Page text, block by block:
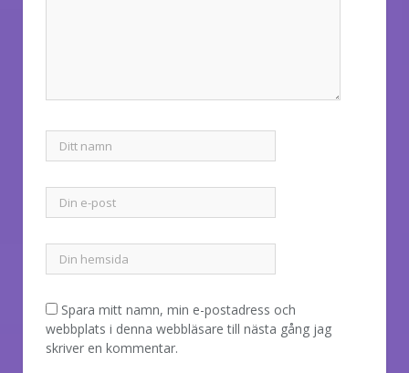
Spara mitt namn, min e-postadress och
webbplats i denna webbläsare till nästa gång jag
skriver en kommentar.